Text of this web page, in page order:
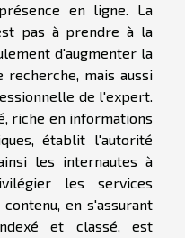
en ligne. La
pas à prendre à la
d'augmenter la
mais aussi
de l'expert.
riche en informations
établit l'autorité
les internautes à
les services
en s'assurant
et classé, est